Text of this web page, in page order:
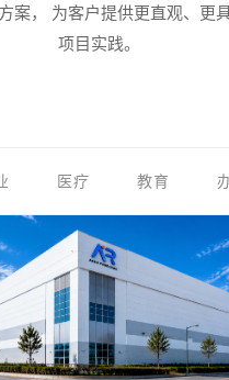
案， 为客户提供更直观、更
项目实践。
医疗 教育